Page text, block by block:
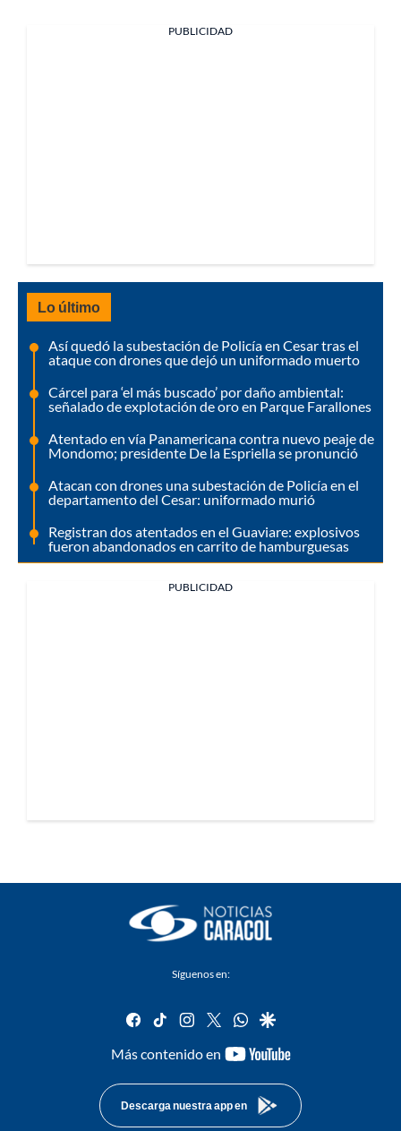
PUBLICIDAD
Lo último
Así quedó la subestación de Policía en Cesar tras el
ataque con drones que dejó un uniformado muerto
Cárcel para ‘el más buscado’ por daño ambiental:
señalado de explotación de oro en Parque Farallones
Atentado en vía Panamericana contra nuevo peaje de
Mondomo; presidente De la Espriella se pronunció
Atacan con drones una subestación de Policía en el
departamento del Cesar: uniformado murió
Registran dos atentados en el Guaviare: explosivos
fueron abandonados en carrito de hamburguesas
PUBLICIDAD
Síguenos en:
facebook
tiktok instagram
twitterwhatsapp
google
Más contenido en
youtube-
Descarga nuestra app en